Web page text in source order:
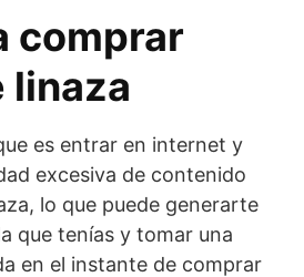
comprar
linaza
es entrar en internet y
excesiva de contenido
lo que puede generarte
que tenías y tomar una
en el instante de comprar